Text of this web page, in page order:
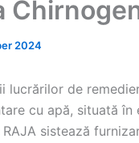
2024
lucrărilor de
cu apă, situată
sistează